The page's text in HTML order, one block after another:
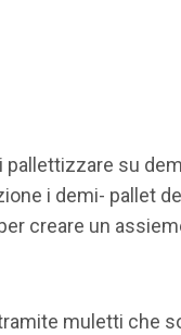
su
i demi- pallet
creare un
muletti che